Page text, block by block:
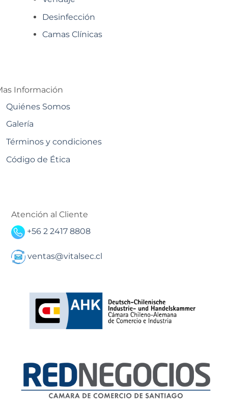
Desinfección
Camas Clínicas
Información
Quiénes Somos
Galería
Términos y condiciones
Código de Ética
Atención al Cliente
+56 2 2417 8808
ventas@vitalsec.cl